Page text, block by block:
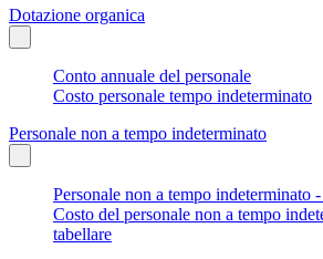
Dotazione organica
Conto annuale del personale
Costo personale tempo indeterminato
Personale non a tempo indeterminato
Personale non a tempo indeterminato
Costo del personale non a tempo
tabellare